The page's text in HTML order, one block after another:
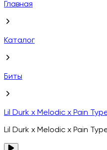
Главная
Каталог
Биты
Lil Durk x Melodic x Pain
Lil Durk x Melodic x Pain